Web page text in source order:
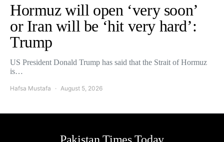
Hormuz will open ‘very soon’
or Iran will be ‘hit very hard’:
Trump
US President Donald Trump has said that the Strait of Hormuz
is…
Hafsa Mustafa August 5, 2026
Pakistan Times Today